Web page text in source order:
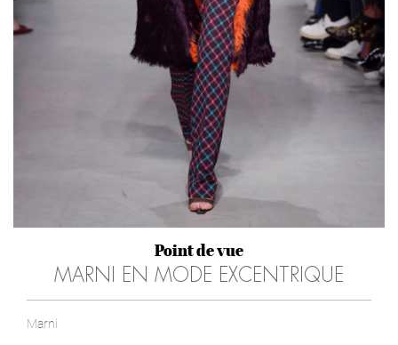
Point de vue
MARNI EN MODE EXCENTRIQUE
Marni